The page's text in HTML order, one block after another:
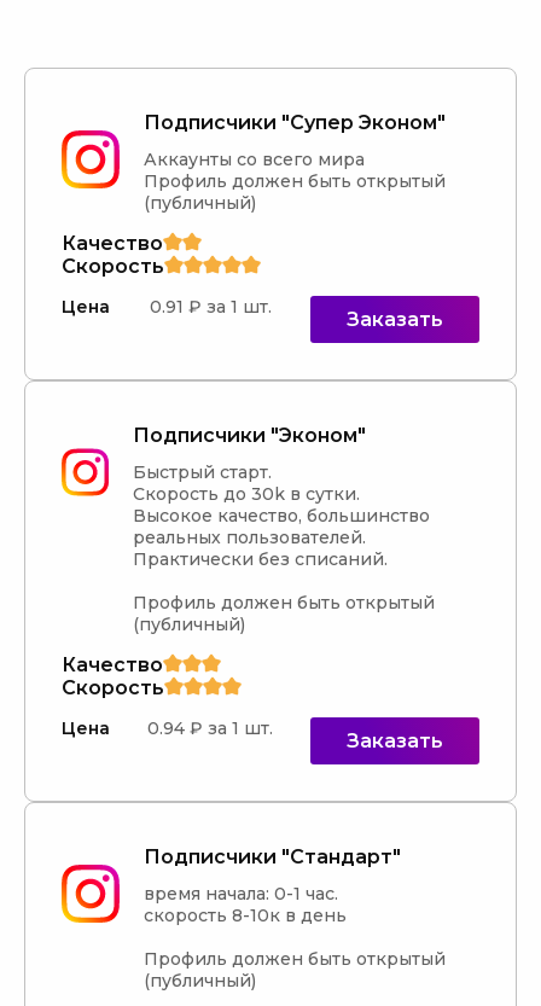
Подписчики "Супер Эконом"
Аккаунты со всего мира
Профиль должен быть открытый
(публичный)
Качество
Скорость
Цена 0.91 ₽ за 1 шт.
Заказать
Подписчики "Эконом"
Быстрый старт.
Скорость до 30k в сутки.
Высокое качество, большинство
реальных пользователей.
Практически без списаний.
Профиль должен быть открытый
(публичный)
Качество
Скорость
Цена 0.94 ₽ за 1 шт.
Заказать
Подписчики "Стандарт"
время начала: 0-1 час.
скорость 8-10к в день
Профиль должен быть открытый
(публичный)